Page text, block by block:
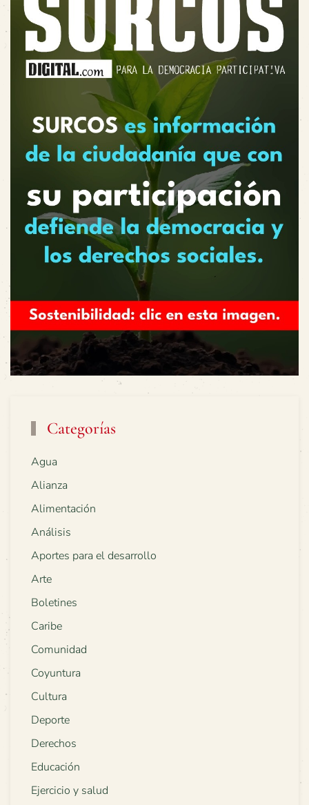
Categorías
Agua
Alianza
Alimentación
Análisis
Aportes para el desarrollo
Arte
Boletines
Caribe
Comunidad
Coyuntura
Cultura
Deporte
Derechos
Educación
Ejercicio y salud